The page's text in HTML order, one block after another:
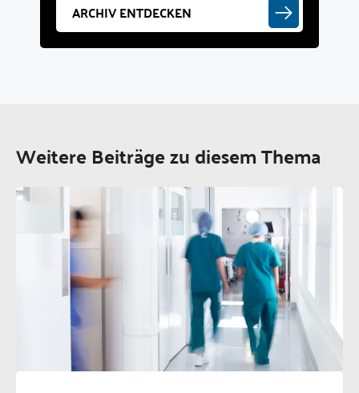
ARCHIV ENTDECKEN
Weitere Beiträge zu diesem Thema